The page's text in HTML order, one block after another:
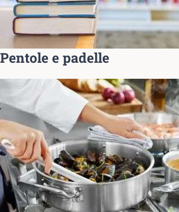
Pentole e padelle